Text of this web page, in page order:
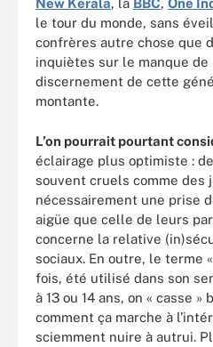
New Kerala, la BBC, One
le tour du monde, sans
confrères autre chose que
inquiètes sur le manque de
discernement de cette
montante.
L’on pourrait pourtant
éclairage plus optimiste :
souvent cruels comme des
nécessairement une prise
aigüe que celle de leurs
concerne la relative
sociaux. En outre, le terme
fois, été utilisé dans son
à 13 ou 14 ans, on « casse
comment ça marche à
sciemment nuire à autrui.